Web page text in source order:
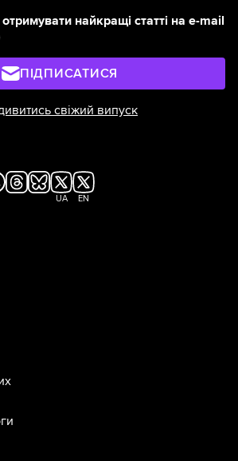
найкращі статті на e-mail
ПІДПИСАТИСЯ
свіжий випуск
UA EN